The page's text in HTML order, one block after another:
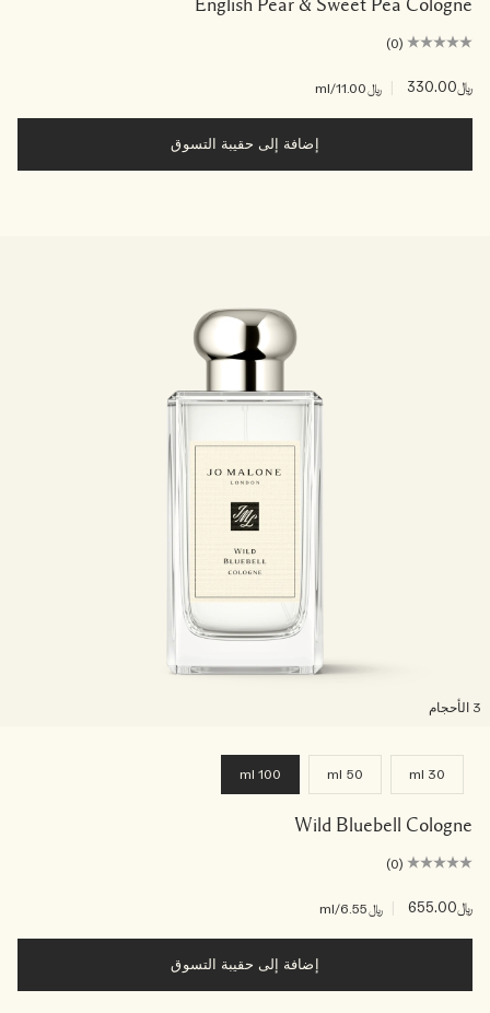
English Pear & Sweet Pea Cologne
(0)
﷼330.00 ﷼11.00 /ml
إضافة إلى حقيبة التسوق
30 ml
50 ml
100 ml
Wild Bluebell Cologne
(0)
﷼655.00 ﷼6.55 /ml
إضافة إلى حقيبة التسوق